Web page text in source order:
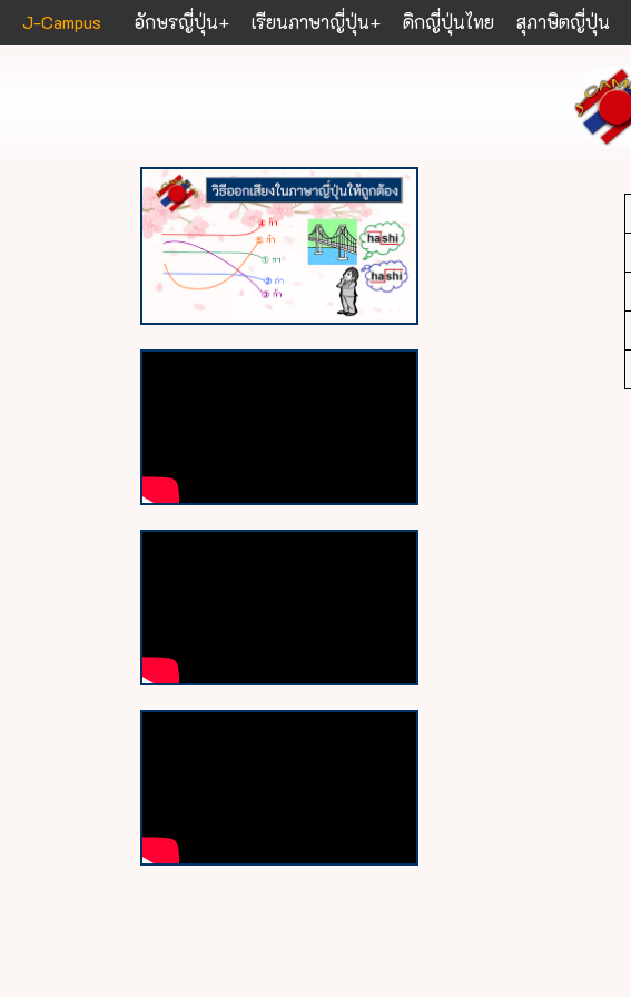
J-Campus อักษรญี่ปุ่น เรียนภาษาญี่ปุ่น ดิกญี่ปุ่นไทย สุภาษิตญี่ปุ่น